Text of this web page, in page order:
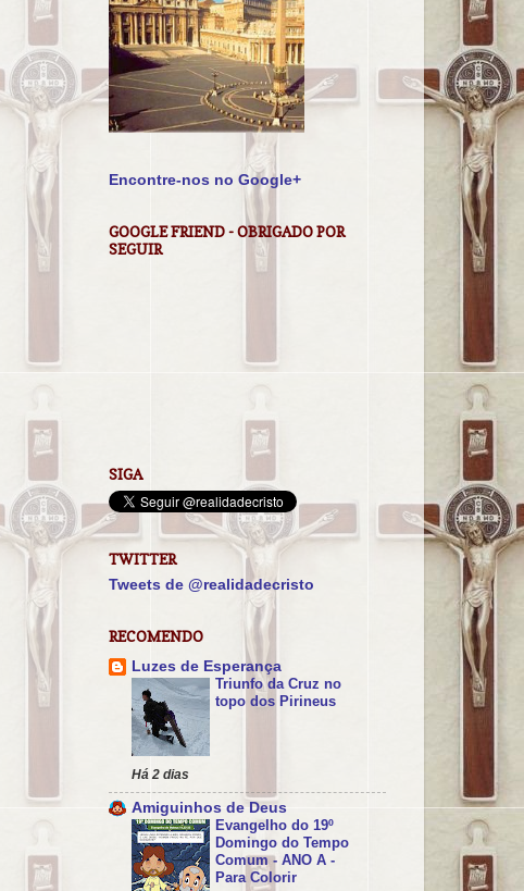
Encontre-nos no Google+
GOOGLE FRIEND - OBRIGADO POR
SEGUIR
SIGA
TWITTER
Tweets de @realidadecristo
RECOMENDO
Luzes de Esperança
Triunfo da Cruz no
topo dos Pirineus
Há 2 dias
Amiguinhos de Deus
Evangelho do 19º
Domingo do Tempo
Comum - ANO A -
Para Colorir